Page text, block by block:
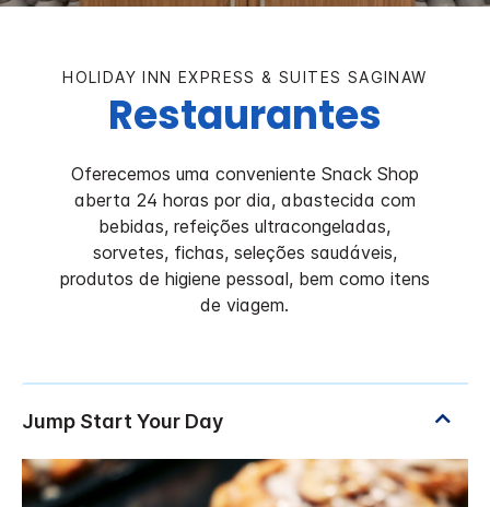
HOLIDAY INN EXPRESS & SUITES SAGINAW
Restaurantes
Oferecemos uma conveniente Snack Shop
aberta 24 horas por dia, abastecida com
bebidas, refeições ultracongeladas,
sorvetes, fichas, seleções saudáveis,
produtos de higiene pessoal, bem como itens
de viagem.